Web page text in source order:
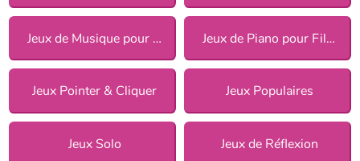
Jeux de Musique pour Filles Jeux de Piano pour Filles
Jeux Pointer & Cliquer Jeux Populaires
Jeux Solo Jeux de Réflexion